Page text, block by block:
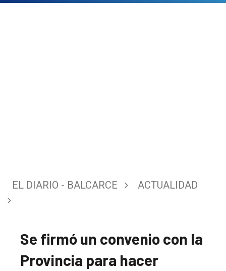
EL DIARIO - BALCARCE ACTUALIDAD
Se firmó un convenio con la
Provincia para hacer